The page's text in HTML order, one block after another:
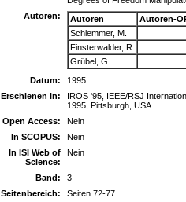
Autoren:
Autoren
Autoren-
Schlemmer, M.
Finsterwalder, R.
Grübel, G.
Datum:
1995
Erschienen in:
IROS '95, IEEE/RSJ
1995, Pittsburgh, USA
Open Access:
Nein
In SCOPUS:
Nein
In ISI Web of
Science:
Nein
Band:
3
Seitenbereich:
Seiten 72-77